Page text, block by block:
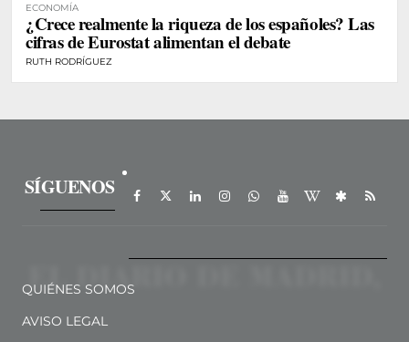
ECONOMÍA
¿Crece realmente la riqueza de los españoles? Las
cifras de Eurostat alimentan el debate
RUTH RODRÍGUEZ
SÍGUENOS
QUIÉNES SOMOS
AVISO LEGAL